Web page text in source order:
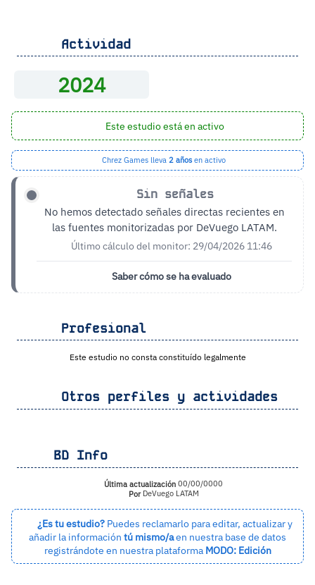
Actividad
2024
Este estudio está en activo
Chrez Games lleva 2 añosen activo
Sin señales
No hemos detectado señales directas recientes en
las fuentes monitorizadas por DeVuego LATAM.
Último cálculo del monitor: 29/04/2026 11:46
Saber cómo se ha evaluado
Profesional
Este estudio no consta constituído legalmente
Otros perfiles y actividades
BD Info
Última actualización 00/00/0000
PorDeVuego LATAM
¿Es tu estudio? Puedes reclamarlo para editar, actualizar y
añadir la información tú mismo/aen nuestra base de datos
registrándote en nuestra plataforma MODO: Edición